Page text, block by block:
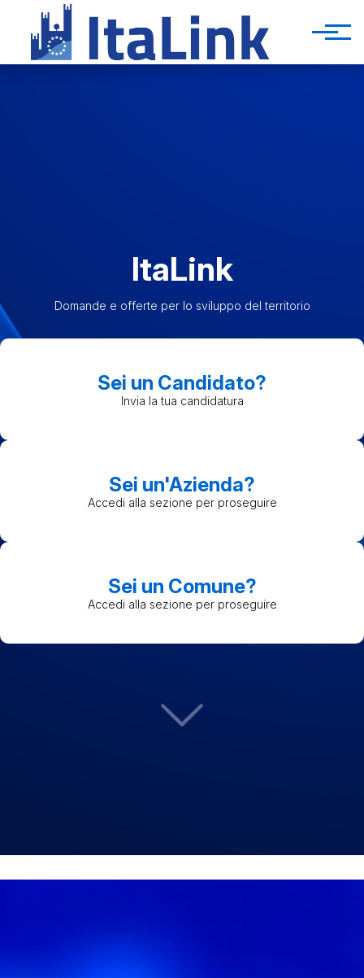
Salta al contenuto principale
ItaLink
Domande e offerte per lo sviluppo del territorio
Sei un Candidato?
Invia la tua candidatura
Sei un'Azienda?
Accedi alla sezione per proseguire
Sei un Comune?
Accedi alla sezione per proseguire